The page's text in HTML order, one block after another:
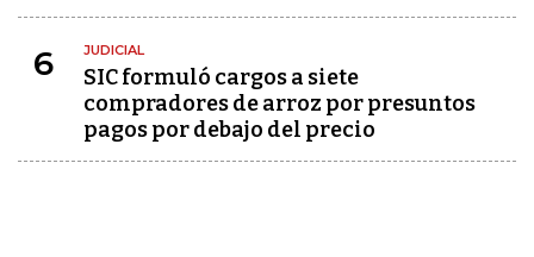
6 JUDICIAL
SIC formuló cargos a siete
compradores de arroz por presuntos
pagos por debajo del precio